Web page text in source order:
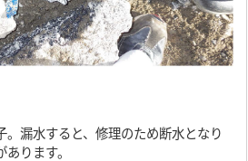
漏水すると、修理のため断水となり
ります。